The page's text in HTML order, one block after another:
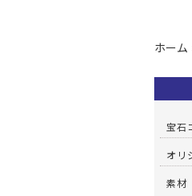
ホーム
宝石
オリ
素材